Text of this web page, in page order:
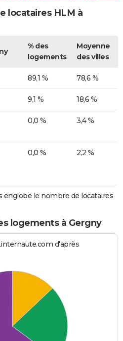
locataires HLM à
% des
logements
Moyenne
des villes
89,1 % 78,6 %
9,1 % 18,6 %
0,0 % 3,4 %
0,0 % 2,2 %
englobe le nombre de locataires
logements à Gergny
d'après